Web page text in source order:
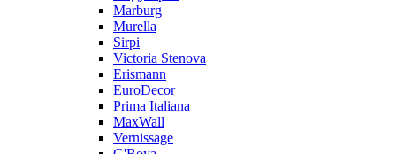
Marburg
Murella
Sirpi
Victoria Stenova
Erismann
EuroDecor
Prima Italiana
MaxWall
Vernissage